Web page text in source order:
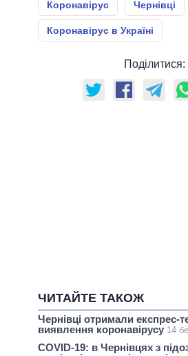
Коронавірус Чернівці
Коронавірус в Україні
Поділитися:
ЧИТАЙТЕ ТАКОЖ
Чернівці отримали експрес-
виявлення коронавірусу 14
COVID-19: в Чернівцях з